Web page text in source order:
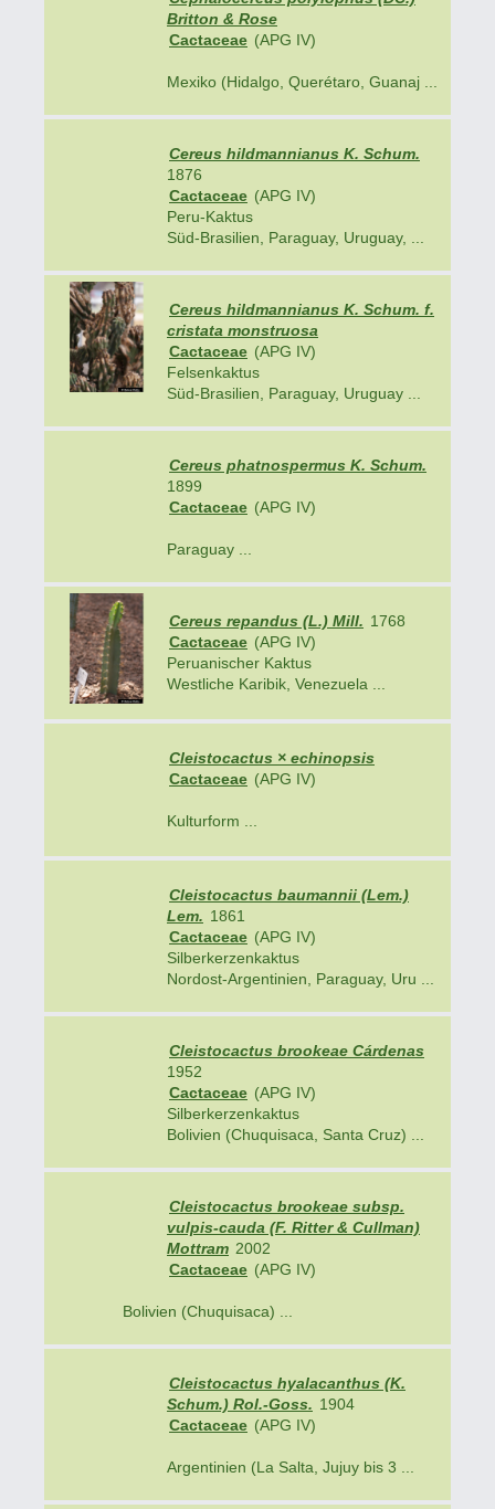
Britton & Rose
Cactaceae (APG IV)
Mexiko (Hidalgo, Querétaro, Guanaj ...
Cereus hildmannianus K. Schum.
1876
Cactaceae (APG IV)
Peru-Kaktus
Süd-Brasilien, Paraguay, Uruguay, ...
Cereus hildmannianus K. Schum. f.
cristata monstruosa
Cactaceae (APG IV)
Felsenkaktus
Süd-Brasilien, Paraguay, Uruguay ...
Cereus phatnospermus K. Schum.
1899
Cactaceae (APG IV)
Paraguay ...
Cereus repandus (L.) Mill. 1768
Cactaceae (APG IV)
Peruanischer Kaktus
Westliche Karibik, Venezuela ...
Cleistocactus × echinopsis
Cactaceae (APG IV)
Kulturform ...
Cleistocactus baumannii (Lem.)
Lem. 1861
Cactaceae (APG IV)
Silberkerzenkaktus
Nordost-Argentinien, Paraguay, Uru ...
Cleistocactus brookeae Cárdenas
1952
Cactaceae (APG IV)
Silberkerzenkaktus
Bolivien (Chuquisaca, Santa Cruz) ...
Cleistocactus brookeae subsp.
vulpis-cauda (F. Ritter & Cullman)
Mottram 2002
Cactaceae (APG IV)
Bolivien (Chuquisaca) ...
Cleistocactus hyalacanthus (K.
Schum.) Rol.-Goss. 1904
Cactaceae (APG IV)
Argentinien (La Salta, Jujuy bis 3 ...